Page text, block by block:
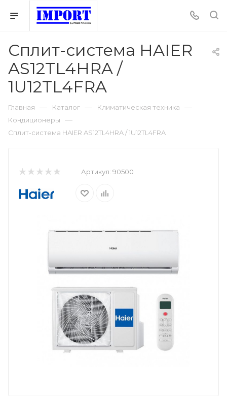
Сплит-система HAIER
AS12TL4HRA /
1U12TL4FRA
Главная — Каталог — Климатическая техника —
Кондиционеры —
Сплит-система HAIER AS12TL4HRA / 1U12TL4FRA
Артикул: 90500